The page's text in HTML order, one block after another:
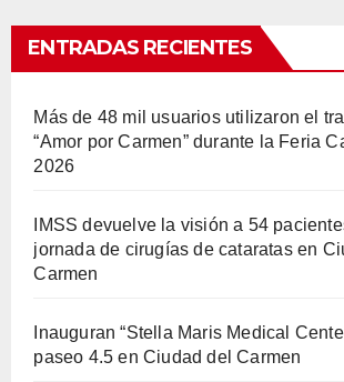
ENTRADAS RECIENTES
Más de 48 mil usuarios utilizaron el
“Amor por Carmen” durante la Feria
2026
IMSS devuelve la visión a 54
jornada de cirugías de cataratas en
Carmen
Inauguran “Stella Maris Medical
paseo 4.5 en Ciudad del Carmen